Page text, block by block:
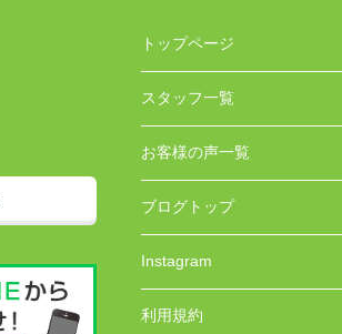
トップページ
スタッフ一覧
お客様の声一覧
ブログトップ
Instagram
利用規約